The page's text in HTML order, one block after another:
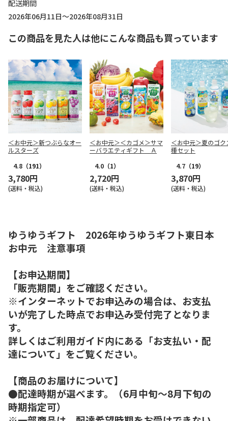
配送期間
2026年06月11日～2026年08月31日
この商品を見た人は他にこんな商品も買っています
＜お中元＞新つぶらなオー
ルスターズ
4.8 （191）
3,780円
(送料・税込)
＜お中元＞＜カゴメ＞サマ
ーバラエティギフト Ａ
4.0 （1）
2,720円
(送料・税込)
＜お中元＞夏のゴク
種セット
4.7 （19）
3,870円
(送料・税込)
ゆうゆうギフト 2026年ゆうゆうギフト東日本
お中元 注意事項
【お申込期間】
「販売期間」をご確認ください。
※インターネットでお申込みの場合は、お支払
いが完了した時点でお申込み受付完了となりま
す。
詳しくはご利用ガイド内にある「お支払い・配
達について」をご覧ください。
【商品のお届けについて】
●配達時期が選べます。（6月中旬～8月下旬の
時期指定可）